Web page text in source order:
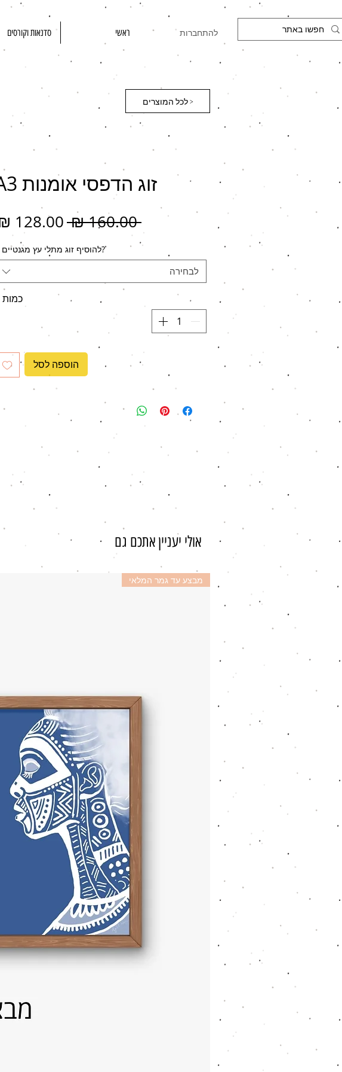
ראשי סדנאות וקורסים להתחברות
זוג הדפסי אומנות A3
‏160.00 ‏₪
מחיר
רגיל
?להוסיף זוג מתלי עץ מגנטיים
לבחירה
כמות
הוספה לסל
אולי יעניין אתכם גם
מבצע עד גמר המלאי
לכל המוצרים >